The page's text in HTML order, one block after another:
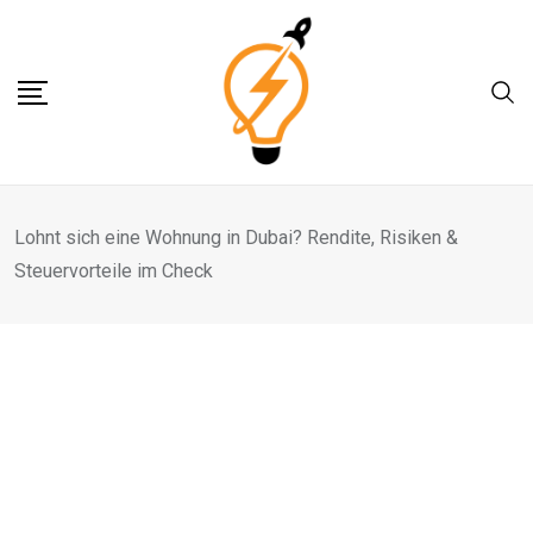
content
Lohnt sich eine Wohnung in Dubai? Rendite, Risiken &
Steuervorteile im Check